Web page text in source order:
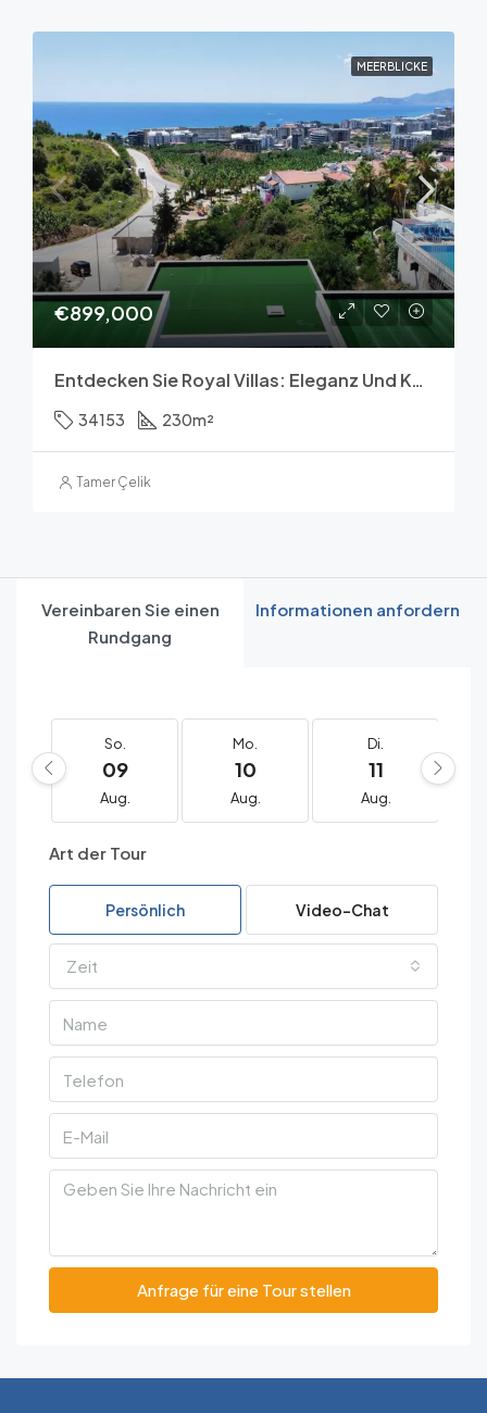
MEERBLICKE
€899,000
Entdecken Sie Royal Villas: Eleganz Und Komfort In Alanya
34153 230m²
Tamer Çelik
Vereinbaren Sie einen
Rundgang
Informationen anfordern
So.
09
Aug.
Mo.
10
Aug.
Di.
11
Aug.
Art der Tour
Persönlich Video-Chat
Zeit
Anfrage für eine Tour stellen